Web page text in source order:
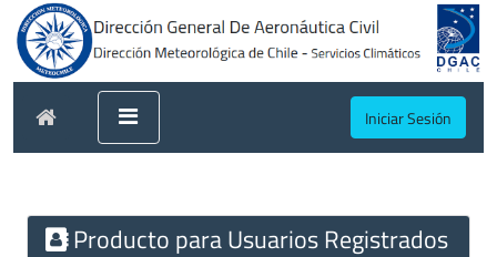
Iniciar Sesión
Producto para Usuarios Registrados